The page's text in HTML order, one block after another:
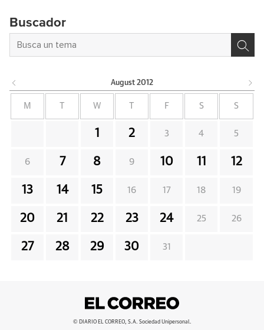
Buscador
August 2012
M W F S S
1 2 3 4 5
6 7 8 9 10 11 12
13 14 15 16 17 18 19
20 21 22 23 24 25 26
27 28 29 30 31
© DIARIO EL CORREO, S.A. Sociedad Unipersonal.